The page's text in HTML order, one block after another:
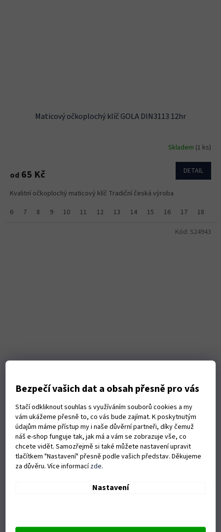
Bezpečí vašich dat a obsah přesně pro vás
Stačí odkliknout souhlas s využíváním souborů cookies a my
vám ukážeme přesně to, co vás bude zajímat. K poskytnutým
údajům máme přístup my i naše důvěrní partneři, díky čemuž
náš e-shop funguje tak, jak má a vám se zobrazuje vše, co
chcete vidět. Samozřejmě si také můžete nastavení upravit
tlačítkem "Nastavení" přesně podle vašich představ. Děkujeme
za důvěru. Více informacízde.
Nastavení
Maticový očkoplochý klíč GOLA DIN3113 12hr
Skladem (1 ks)
od 65 Kč DETAIL
Kvalitní očkoplochý maticový klíč Tradiční česká výroba
6
7 8 9 10 11 12 13 14 15 16 17 18
Sada klíčů GOLA očkoplochých 6-24 DIN3113
Skladem u dodavatele
2 495 Kč Do košíku
Sada očkoplochých maticových klíčů 18 dílů (6-24 mm) GOLA nářadí -
Kód: S24943